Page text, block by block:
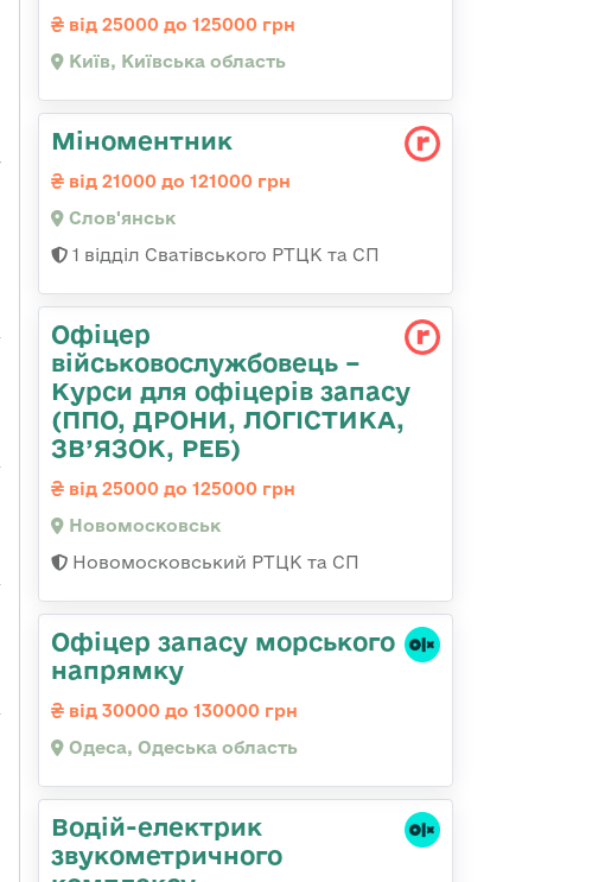
від 25000 до 125000 грн
Київ, Київська область
Міноментник
від 21000 до 121000 грн
Слов'янськ
1 відділ Сватівського РТЦК та СП
Офіцер
військовослужбовець –
Курси для офіцерів запасу
(ППО, ДРОНИ, ЛОГІСТИКА,
ЗВ’ЯЗОК, РЕБ)
від 25000 до 125000 грн
Новомосковськ
Новомосковський РТЦК та СП
Офіцер запасу морського
напрямку
від 30000 до 130000 грн
Одеса, Одеська область
Водій-електрик
звукометричного